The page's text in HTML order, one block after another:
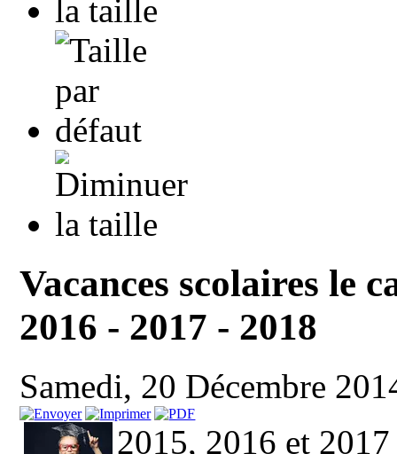
Vacances scolaires le
2016 - 2017 - 2018
Samedi, 20 Décembre
2015, 2016 et